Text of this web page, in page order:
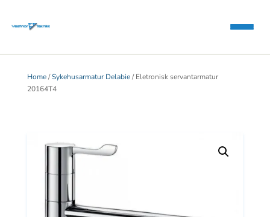
Home/Sykehusarmatur Delabie/ Eletronisk servantarmatur
20164T4